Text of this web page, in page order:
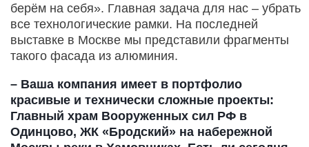
берём на себя». Главная задача для нас – убрать
все технологические рамки. На последней
выставке в Москве мы представили фрагменты
такого фасада из алюминия.
– Ваша компания имеет в портфолио
красивые и технически сложные проекты:
Главный храм Вооруженных сил РФ в
Одинцово, ЖК «Бродский» на набережной